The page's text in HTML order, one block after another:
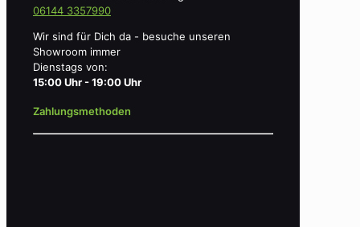
06144 3357990
Wir sind für Dich da - besuche unseren
Showroom immer
Dienstags von:
15:00 Uhr - 19:00 Uhr
Zahlungsmethoden